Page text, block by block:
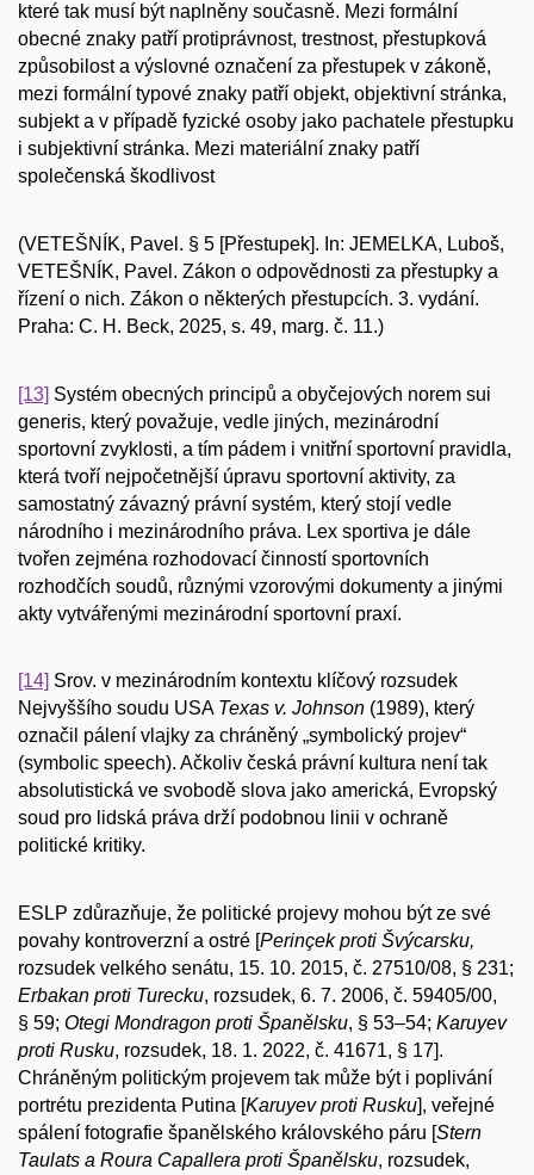
které tak musí být naplněny současně. Mezi formální
obecné znaky patří protiprávnost, trestnost, přestupková
způsobilost a výslovné označení za přestupek v zákoně,
mezi formální typové znaky patří objekt, objektivní stránka,
subjekt a v případě fyzické osoby jako pachatele přestupku
i subjektivní stránka. Mezi materiální znaky patří
společenská škodlivost
(VETEŠNÍK, Pavel. § 5 [Přestupek]. In: JEMELKA, Luboš,
VETEŠNÍK, Pavel. Zákon o odpovědnosti za přestupky a
řízení o nich. Zákon o některých přestupcích. 3. vydání.
Praha: C. H. Beck, 2025, s. 49, marg. č. 11.)
[13] Systém obecných principů a obyčejových norem sui
generis, který považuje, vedle jiných, mezinárodní
sportovní zvyklosti, a tím pádem i vnitřní sportovní pravidla,
která tvoří nejpočetnější úpravu sportovní aktivity, za
samostatný závazný právní systém, který stojí vedle
národního i mezinárodního práva. Lex sportiva je dále
tvořen zejména rozhodovací činností sportovních
rozhodčích soudů, různými vzorovými dokumenty a jinými
akty vytvářenými mezinárodní sportovní praxí.
[14] Srov. v mezinárodním kontextu klíčový rozsudek
Nejvyššího soudu USA Texas v. Johnson (1989), který
označil pálení vlajky za chráněný „symbolický projev“
(symbolic speech). Ačkoliv česká právní kultura není tak
absolutistická ve svobodě slova jako americká, Evropský
soud pro lidská práva drží podobnou linii v ochraně
politické kritiky.
ESLP zdůrazňuje, že politické projevy mohou být ze své
povahy kontroverzní a ostré [Perinçek proti Švýcarsku,
rozsudek velkého senátu, 15. 10. 2015, č. 27510/08, § 231;
Erbakan proti Turecku, rozsudek, 6. 7. 2006, č. 59405/00,
§ 59; Otegi Mondragon proti Španělsku, § 53–54; Karuyev
proti Rusku, rozsudek, 18. 1. 2022, č. 41671, § 17].
Chráněným politickým projevem tak může být i poplivání
portrétu prezidenta Putina [Karuyev proti Rusku], veřejné
spálení fotografie španělského královského páru [Stern
Taulats a Roura Capallera proti Španělsku, rozsudek,